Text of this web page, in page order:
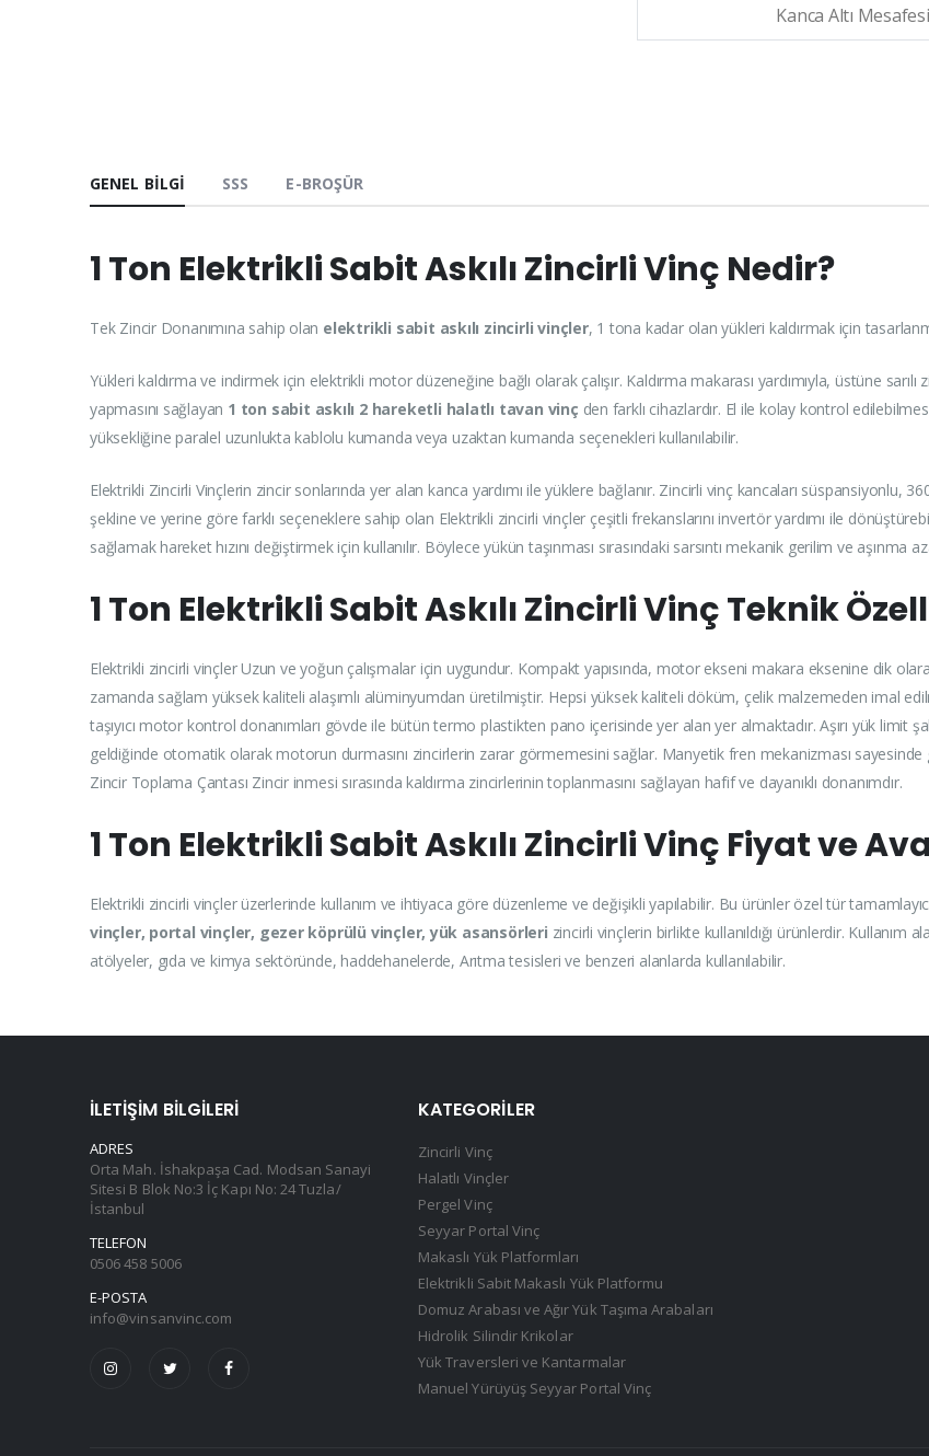
Kanca Altı Mesafesi
GENEL BILGI SSS E-BROŞÜR
1 Ton Elektrikli Sabit Askılı Zincirli Vinç Nedir?
Tek Zincir Donanımına sahip olan elektrikli sabit askılı zincirli vinçler, 1 tona kadar olan yükleri kaldırmak için
Yükleri kaldırma ve indirmek için elektrikli motor düzeneğine bağlı olarak çalışır. Kaldırma makarası yardımıyla, üstüne
yapmasını sağlayan 1 ton sabit askılı 2 hareketli halatlı tavan vinç den farklı cihazlardır. El ile kolay kontrol
yüksekliğine paralel uzunlukta kablolu kumanda veya uzaktan kumanda seçenekleri kullanılabilir.
Elektrikli Zincirli Vinçlerin zincir sonlarında yer alan kanca yardımı ile yüklere bağlanır. Zincirli vinç kancaları süspansiyonlu,
şekline ve yerine göre farklı seçeneklere sahip olan Elektrikli zincirli vinçler çeşitli frekanslarını invertör yardımı ile
sağlamak hareket hızını değiştirmek için kullanılır. Böylece yükün taşınması sırasındaki sarsıntı mekanik gerilim ve aşınma
1 Ton Elektrikli Sabit Askılı Zincirli Vinç Teknik
Elektrikli zincirli vinçler Uzun ve yoğun çalışmalar için uygundur. Kompakt yapısında, motor ekseni makara eksenine dik
zamanda sağlam yüksek kaliteli alaşımlı alüminyumdan üretilmiştir. Hepsi yüksek kaliteli döküm, çelik malzemeden imal
taşıyıcı motor kontrol donanımları gövde ile bütün termo plastikten pano içerisinde yer alan yer almaktadır. Aşırı yük limit
geldiğinde otomatik olarak motorun durmasını zincirlerin zarar görmemesini sağlar. Manyetik fren mekanizması
Zincir Toplama Çantası Zincir inmesi sırasında kaldırma zincirlerinin toplanmasını sağlayan hafif ve dayanıklı donanımdır.
1 Ton Elektrikli Sabit Askılı Zincirli Vinç Fiyat ve
Elektrikli zincirli vinçler üzerlerinde kullanım ve ihtiyaca göre düzenleme ve değişikli yapılabilir. Bu ürünler özel tür
vinçler, portal vinçler, gezer köprülü vinçler, yük asansörleri zincirli vinçlerin birlikte kullanıldığı ürünlerdir. Kullanım
atölyeler, gıda ve kimya sektöründe, haddehanelerde, Arıtma tesisleri ve benzeri alanlarda kullanılabilir.
İLETIŞIM BILGILERI
ADRES
Orta Mah. İshakpaşa Cad. Modsan Sanayi
Sitesi B Blok No:3 İç Kapı No: 24 Tuzla/
İstanbul
TELEFON
0506 458 5006
E-POSTA
info@vinsanvinc.com
KATEGORILER
Zincirli Vinç
Halatlı Vinçler
Pergel Vinç
Seyyar Portal Vinç
Makaslı Yük Platformları
Elektrikli Sabit Makaslı Yük Platformu
Domuz Arabası ve Ağır Yük Taşıma Arabaları
Hidrolik Silindir Krikolar
Yük Traversleri ve Kantarmalar
Manuel Yürüyüş Seyyar Portal Vinç